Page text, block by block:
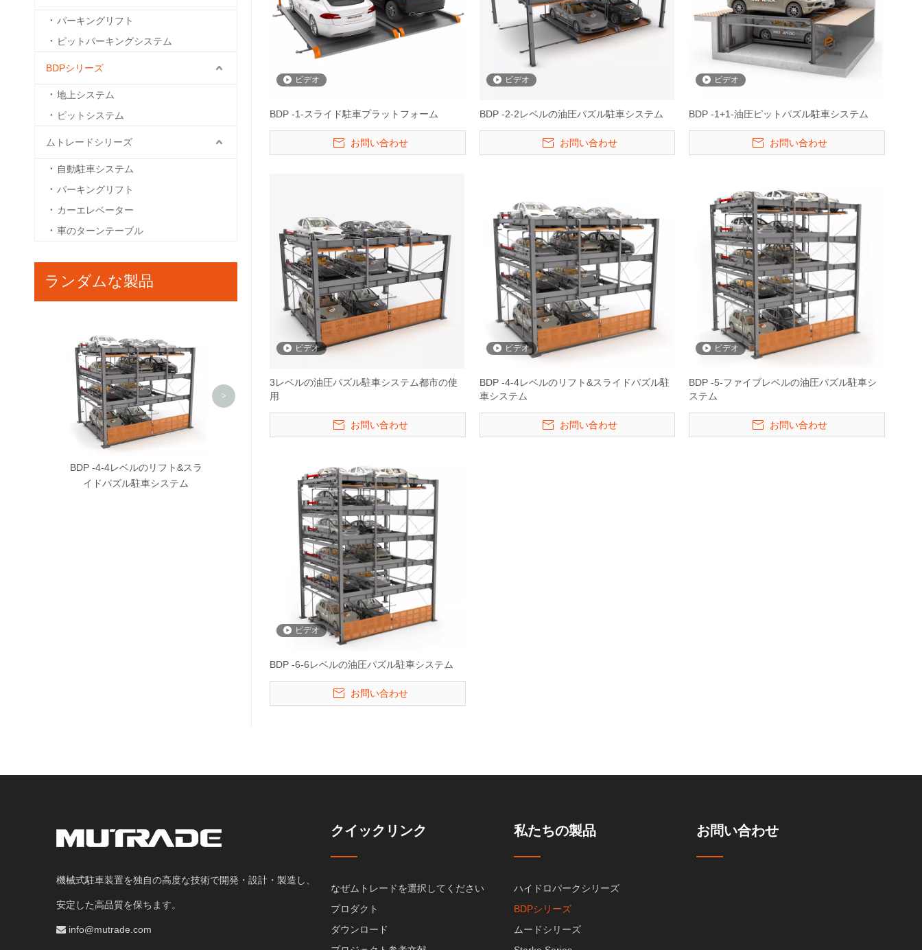
パーキングリフト
ピットパーキングシステム
BDPシリーズ
地上システム
ピットシステム
ムトレードシリーズ
自動駐車システム
パーキングリフト
カーエレベーター
車のターンテーブル
ランダムな製品
BDP -4-4レベルのリフト&スラ
イドパズル駐車システム
BDP -2-2レベルの油圧パズル駐
車システム
BDP -1-スライド駐車プラットフ
ATPシリーズ-Max 35床自動タワ
ーパーキングシステム
Hydro -Park 3230-4レベルの車
の保管リフト
Starke
>
ビデオ
BDP -1-スライド駐車プラットフォーム
お問い合わせ
ビデオ
BDP -2-2レベルの油圧パズル駐車システム
お問い合わせ
ビデオ
BDP -1+1-油圧ピットパズル駐車システム
お問い合わせ
ビデオ
3レベルの油圧パズル駐車システム都市の使
用
お問い合わせ
ビデオ
BDP -4-4レベルのリフト&スライドパズル駐
車システム
お問い合わせ
ビデオ
BDP -5-ファイブレベルの油圧パズル駐車シ
ステム
お問い合わせ
ビデオ
BDP -6-6レベルの油圧パズル駐車システム
お問い合わせ
機械式駐車装置を独自の高度な技術で開発・設計・製造し、
安定した高品質を保ちます。
 info@mutrade.com
クイックリンク
なぜムトレードを選択してください
プロダクト
ダウンロード
私たちの製品
ハイドロパークシリーズ
BDPシリーズ
ムードシリーズ
お問い合わせ